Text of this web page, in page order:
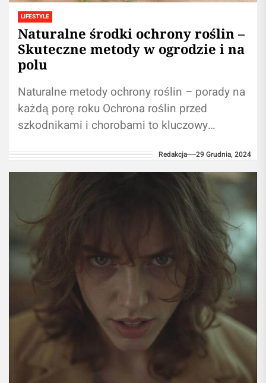
LIFESTYLE
Naturalne środki ochrony roślin –
Skuteczne metody w ogrodzie i na
polu
Naturalne metody ochrony roślin – porady na
każdą porę roku Ochrona roślin przed
szkodnikami i chorobami to kluczowy
metody...
Redakcja 29 Grudnia, 2024